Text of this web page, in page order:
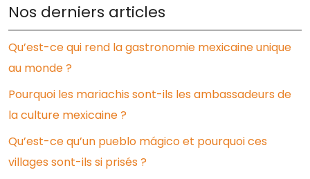
Nos derniers articles
Qu’est-ce qui rend la gastronomie mexicaine unique
au monde ?
Pourquoi les mariachis sont-ils les ambassadeurs de
la culture mexicaine ?
Qu’est-ce qu’un pueblo mágico et pourquoi ces
villages sont-ils si prisés ?